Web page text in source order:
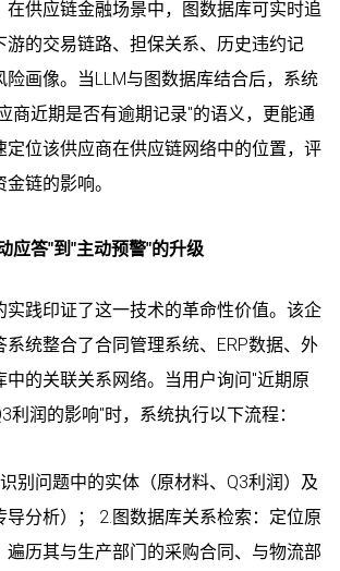
在供应链金融场景中，图数据库可实时追
游的交易链路、担保关系、历史违约记
险画像。当LLM与图数据库结合后，系统
商近期是否有逾期记录"的语义，更能通
定位该供应商在供应链网络中的位置，评
链的影响。
应答"到"主动预警"的升级
实践印证了这一技术的革命性价值。该企
系统整合了合同管理系统、ERP数据、外
中的关联关系网络。当用户询问"近期原
利润的影响"时，系统执行以下流程：
别问题中的实体（原材料、Q3利润）及
导分析）； 2.图数据库关系检索：定位原
遍历其与生产部门的采购合同、与物流部